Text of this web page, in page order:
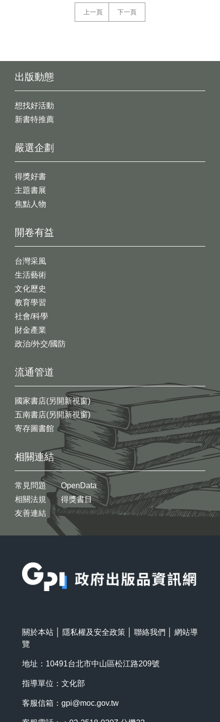
上一頁 下一頁
出版動態
想找好活動
新書特推薦
開卷有益
台灣采風
生活藝術
文化歷史
教育學習
社會/科學
財金產業
政治/外交/國防
嚴選企劃
得獎好書
主題書展
焦點人物
流通管道
國家書店(另開新視窗)
五南書店(另開新視窗)
寄存圖書館
相關連結
常見問題
相關法規
友善連結
OpenData
得獎書目
關於本站 隱私權及安全政策 聯絡我們
網站導
覽
地址：10491台北市中山區松江路209號
指導單位：文化部
客服信箱： gpi@moc.gov.tw